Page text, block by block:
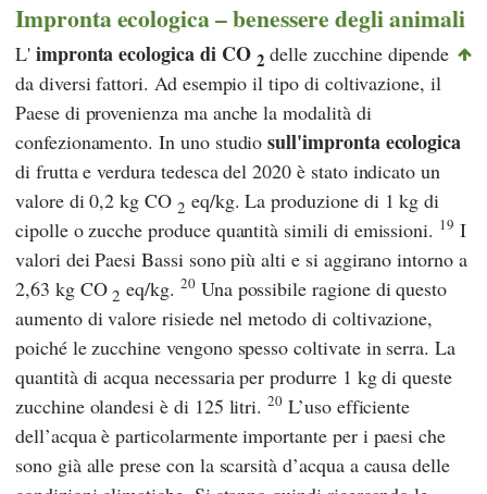
Impronta ecologica – benessere degli animali
L' impronta ecologica di CO 2 delle zucchine dipende
da diversi fattori. Ad esempio il tipo di coltivazione, il
Paese di provenienza ma anche la modalità di
confezionamento. In uno studiosull'impronta ecologica
di frutta e verdura tedesca del 2020 è stato indicato un
valore di 0,2 kg CO 2 eq/kg. La produzione di 1 kg di
cipolle o zucche produce quantità simili di emissioni. 19 I
valori dei Paesi Bassi sono più alti e si aggirano intorno a
2,63 kg CO2 eq/kg. 20Una possibile ragione di questo
aumento di valore risiede nel metodo di coltivazione,
poiché le zucchine vengono spesso coltivate in serra. La
quantità di acqua necessaria per produrre 1 kg di queste
zucchine olandesi è di 125 litri.20 L’uso efficiente
dell’acqua è particolarmente importante per i paesi che
sono già alle prese con la scarsità d’acqua a causa delle